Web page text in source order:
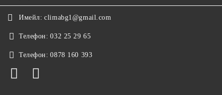
Имейл: climabg1@gmail.com
Телефон: 032 25 29 65
Телефон: 0878 160 393